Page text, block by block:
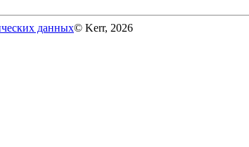
данных© Kerr, 2026